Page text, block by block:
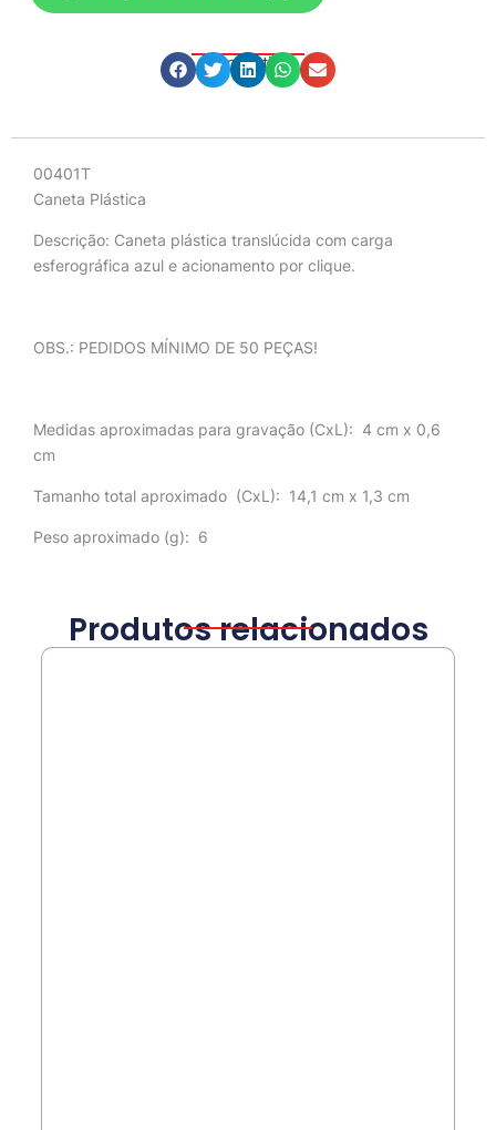
Compartilhe
00401T
Caneta Plástica
Descrição: Caneta plástica translúcida com carga
esferográfica azul e acionamento por clique.
OBS.: PEDIDOS MÍNIMO DE 50 PEÇAS!
Medidas aproximadas para gravação (CxL): 4 cm x 0,6
cm
Tamanho total aproximado (CxL): 14,1 cm x 1,3 cm
Peso aproximado (g): 6
Produtos relacionados